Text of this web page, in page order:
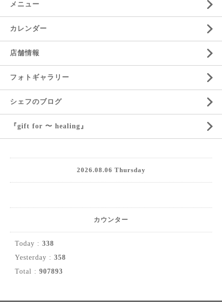
メニュー
カレンダー
店舗情報
フォトギャラリー
シェフのブログ
『gift for 〜 healing』
2026.08.06 Thursday
カウンター
Today : 338
Yesterday : 358
Total : 907893